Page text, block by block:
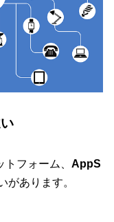
フォーム、 AppS
があります。